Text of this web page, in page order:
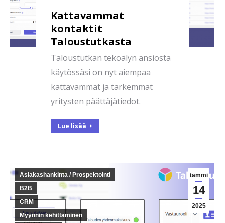
Kattavammat
kontaktit
Taloustutkasta
Taloustutkan tekoälyn ansiosta
käytössäsi on nyt aiempaa
kattavammat ja tarkemmat
yritysten päättäjätiedot.
Lue lisää
tammi
14
2025
Asiakashankinta / Prospektointi
B2B
CRM
Myynnin kehittäminen